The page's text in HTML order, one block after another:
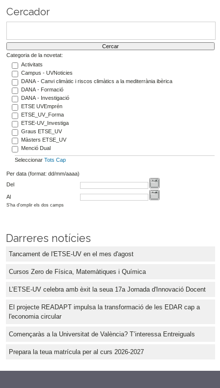
Cercador
Categoria de la novetat:
Activitats
Campus - UVNoticies
DANA - Canvi climàtic i riscos climàtics a la mediterrània ibèrica
DANA - Formació
DANA - Investigació
ETSE UVEmprén
ETSE_UV_Forma
ETSE-UV_Investiga
Graus ETSE_UV
Màsters ETSE_UV
Menció Dual
Seleccionar Tots Cap
Per data (format: dd/mm/aaaa)
Del
Al
S'ha d'omplir els dos camps
Darreres notícies
Tancament de l'ETSE-UV en el mes d'agost
Cursos Zero de Física, Matemàtiques i Química
L’ETSE-UV celebra amb èxit la seua 17a Jornada d'Innovació Docent
El projecte READAPT impulsa la transformació de les EDAR cap a
l'economia circular
Començaràs a la Universitat de València? T’interessa Entreiguals
Prepara la teua matrícula per al curs 2026-2027